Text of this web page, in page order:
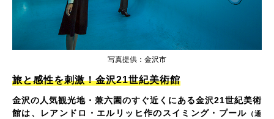
旅と感性を刺激！金沢21世紀美術館
金沢の人気観光地・兼六園のすぐ近くにある金沢21世紀美術
館は、レアンドロ・エルリッヒ作のスイミング・プール （通
写真提供：金沢市